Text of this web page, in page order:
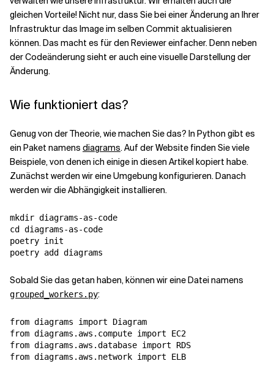
gleichen Vorteile! Nicht nur, dass Sie bei einer Änderung an Ihrer
Infrastruktur das Image im selben Commit aktualisieren
können. Das macht es für den Reviewer einfacher. Denn neben
der Codeänderung sieht er auch eine visuelle Darstellung der
Änderung.
Wie funktioniert das?
Genug von der Theorie, wie machen Sie das? In Python gibt es
ein Paket namens diagrams. Auf derWebsite finden Sie viele
Beispiele, von denen ich einige in diesen Artikel kopiert habe.
Zunächst werden wir eineUmgebung konfigurieren. Danach
werden wir die Abhängigkeit installieren.
mkdir diagrams-as-code
cd diagrams-as-code
poetry init
Sobald Sie das getan haben, können wir eine Datei namens
grouped_workers.py:
from diagrams import Diagram
from diagrams.aws.compute import EC2
from diagrams.aws.database import RDS
from diagrams.aws.network import ELB